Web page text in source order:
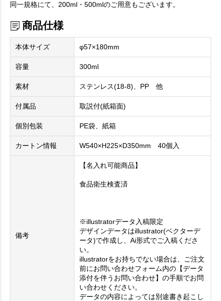
同一規格にて、200ml・500mlのご用意もございます。
商品仕様
本体サイズ φ57×180mm
容量 300ml
素材 ステンレス(18-8)、PP 他
付属品 取説付(紙箱面)
個別包装 PE袋、紙箱
カートン情報 W540×H225×D350mm 40個入
備考
【名入れ可能商品】
食品衛生検査済
※illustratorデータ入稿限定
デザインデータはillustrator(ベクターデ
ータ)で作成し、Ai形式でご入稿くださ
い。
illustratorをお持ちでない場合は、ご注文
前にお問い合わせフォーム内の【データ
添付を伴うお問い合わせ】の手順でお問
い合わせください。
データの内容によっては別途書き起こし